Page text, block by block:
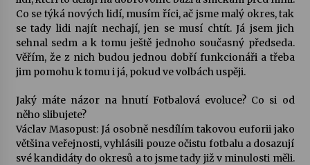
Co se týká nových lidí, musím říci, ač jsme malý okres, tak
se tady lidi najít nechají, jen se musí chtít. Já jsem jich
sehnal sedm a k tomu ještě jednoho současný předseda.
Věřím, že z nich budou jednou dobří funkcionáři a třeba
jim pomohu k tomu i já, pokud ve volbách uspěji.
Jaký máte názor na hnutí Fotbalová evoluce? Co si od
něho slibujete?
Václav Masopust: Já osobně nesdílím takovou euforii jako
většina veřejnosti, vyhlásili pouze očistu fotbalu a dosazují
své kandidáty do okresů a to jsme tady již v minulosti měli.